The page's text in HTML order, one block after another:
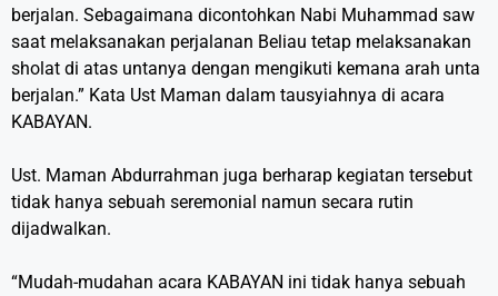
berjalan. Sebagaimana dicontohkan Nabi Muhammad saw
saat melaksanakan perjalanan Beliau tetap melaksanakan
sholat di atas untanya dengan mengikuti kemana arah unta
berjalan.” Kata Ust Maman dalam tausyiahnya di acara
KABAYAN.
Ust. Maman Abdurrahman juga berharap kegiatan tersebut
tidak hanya sebuah seremonial namun secara rutin
dijadwalkan.
“Mudah-mudahan acara KABAYAN ini tidak hanya sebuah